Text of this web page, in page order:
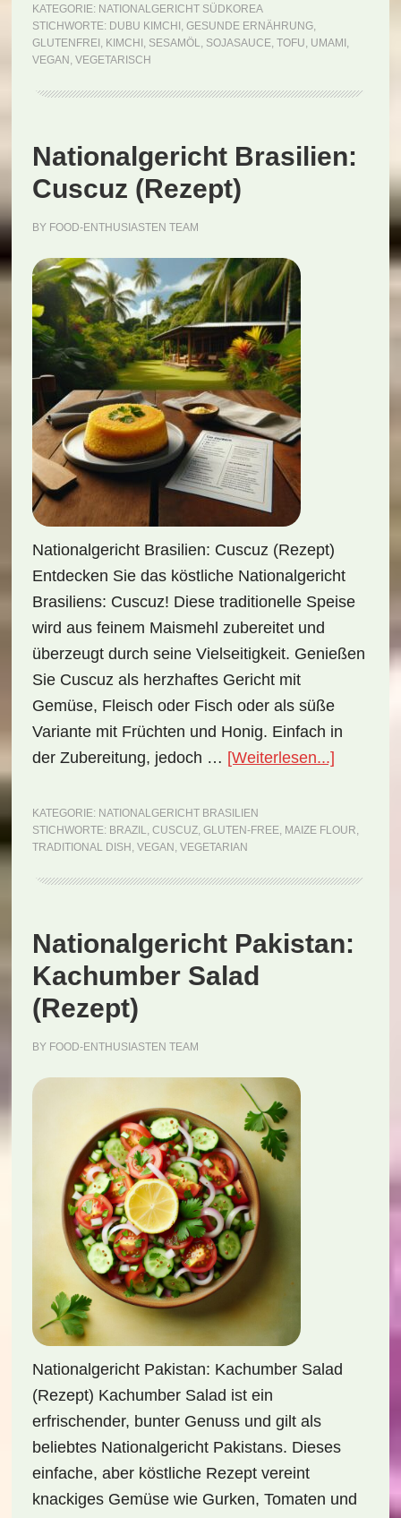
KATEGORIE: NATIONALGERICHT SÜDKOREA
STICHWORTE: DUBU KIMCHI , GESUNDE ERNÄHRUNG,
GLUTENFREI , KIMCHI , SESAMÖL, SOJASAUCE, TOFU, UMAMI ,
VEGAN , VEGETARISCH
Nationalgericht Brasilien:
Cuscuz (Rezept)
BY FOOD-ENTHUSIASTEN TEAM
Nationalgericht Brasilien: Cuscuz (Rezept)
Entdecken Sie das köstliche Nationalgericht
Brasiliens: Cuscuz! Diese traditionelle Speise
wird aus feinem Maismehl zubereitet und
überzeugt durch seine Vielseitigkeit. Genießen
Sie Cuscuz als herzhaftes Gericht mit
Gemüse, Fleisch oder Fisch oder als süße
Variante mit Früchten und Honig. Einfach in
der Zubereitung, jedoch … [Weiterlesen...]
(Rezept)
KATEGORIE: NATIONALGERICHT BRASILIEN
STICHWORTE: BRAZIL, CUSCUZ, GLUTEN-FREE, MAIZE FLOUR,
TRADITIONAL DISH , VEGAN , VEGETARIAN
Nationalgericht Pakistan:
Kachumber Salad
(Rezept)
BY FOOD-ENTHUSIASTEN TEAM
Nationalgericht Pakistan: Kachumber Salad
(Rezept) Kachumber Salad ist ein
erfrischender, bunter Genuss und gilt als
beliebtes Nationalgericht Pakistans. Dieses
einfache, aber köstliche Rezept vereint
knackiges Gemüse wie Gurken, Tomaten und